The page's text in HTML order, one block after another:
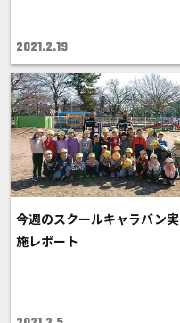
2021.2.19
今週のスクールキャラバン実
施レポート